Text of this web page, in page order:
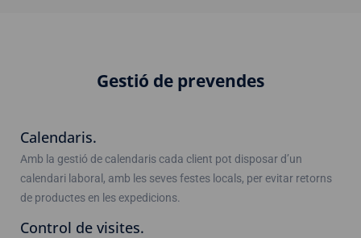
Gestió de prevendes
Calendaris.
Amb la gestió de calendaris cada client pot disposar d’un
calendari laboral, amb les seves festes locals, per evitar retorns
de productes en les expedicions.
Control de visites.